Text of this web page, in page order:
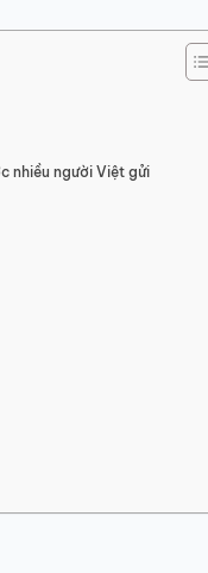
nhiều người Việt gửi